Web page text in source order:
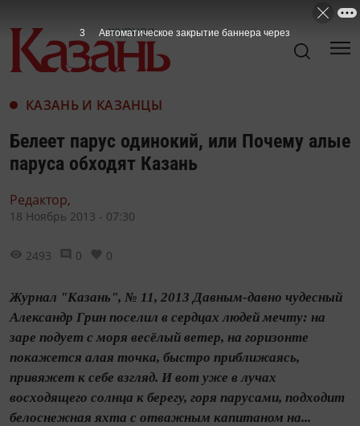
КАЗАНЬ И КАЗАНЦЫ
Белеет парус одинокий, или Почему алые
паруса обходят Казань
Редактор,
18 Ноябрь 2013 - 07:30
2493 0 0
Журнал "Казань", № 11, 2013 Давным-давно чудесный
Александр Грин поселил в сердцах людей мечту: на
заре подует с моря весёлый ветер, на горизонте
покажется алая точка, быстро приближаясь,
привяжет к себе взгляд. И вот уже в лучах
восходящего солнца к берегу, горя парусами, подходит
белоснежная яхта с отважным капитаном на...
2 Автоматическое закрытие баннера через